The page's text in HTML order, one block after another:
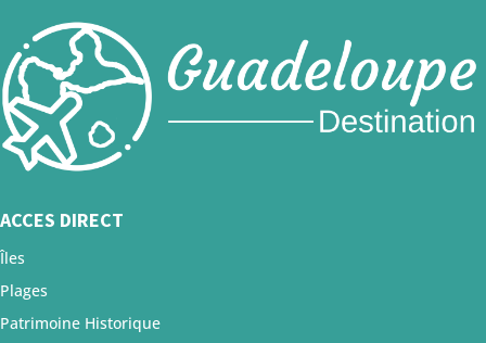
ACCES DIRECT
Îles
Plages
Patrimoine Historique